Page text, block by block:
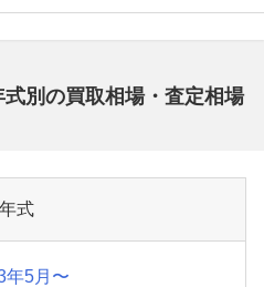
別の買取相場・査定相場
年式
年5月〜